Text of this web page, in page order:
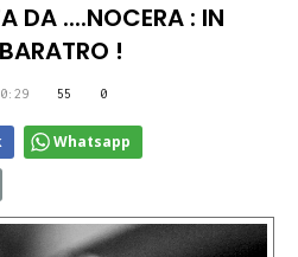
DA ....NOCERA : IN
!
55 0
Whatsapp